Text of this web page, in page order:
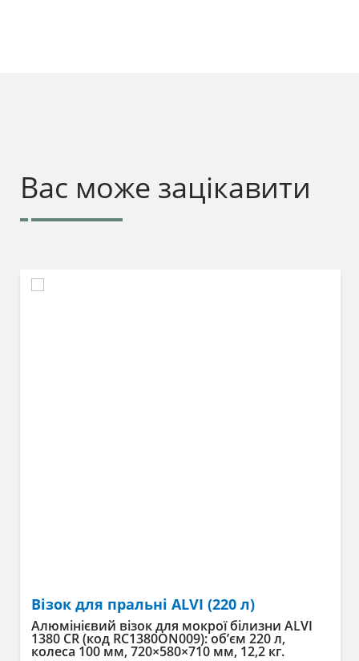
Вас може зацікавити
Візок для пральні ALVI (220 л)
Алюмінієвий візок для мокрої білизни ALVI
1380 CR (код RC1380ON009): об’єм 220 л,
колеса 100 мм, 720×580×710 мм, 12,2 кг.